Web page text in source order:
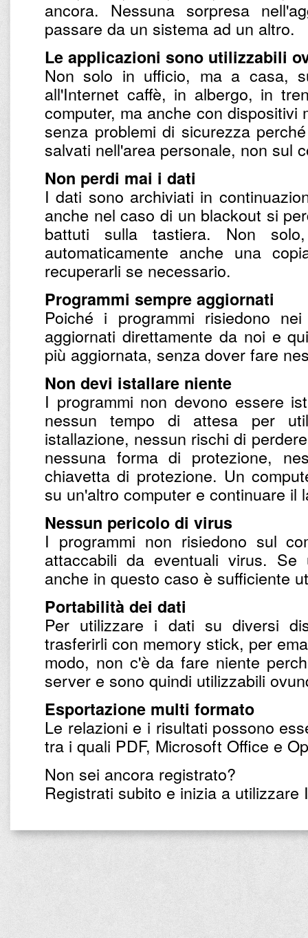
ancora. Nessuna sorpresa
passare da un sistema ad un altro.
Le applicazioni sono utilizzabili
Non solo in ufficio, ma a casa,
all'Internet caffè, in albergo, in
computer, ma anche con dispositivi
senza problemi di sicurezza
salvati nell'area personale, non sul
Non perdi mai i dati
I dati sono archiviati in
anche nel caso di un blackout si
battuti sulla tastiera. Non
automaticamente anche una
recuperarli se necessario.
Programmi sempre aggiornati
Poiché i programmi risiedono
aggiornati direttamente da noi e
più aggiornata, senza dover fare
Non devi istallare niente
I programmi non devono essere
nessun tempo di attesa per
istallazione, nessun rischi di
nessuna forma di protezione,
chiavetta di protezione. Un
su un'altro computer e continuare il
Nessun pericolo di virus
I programmi non risiedono sul
attaccabili da eventuali virus.
anche in questo caso è sufficiente
Portabilità dei dati
Per utilizzare i dati su diversi
trasferirli con memory stick, per
modo, non c'è da fare niente
server e sono quindi utilizzabili
Esportazione multi formato
Le relazioni e i risultati possono
tra i quali PDF, Microsoft Office e
Non sei ancora registrato?
Registrati subito e inizia a utilizzare